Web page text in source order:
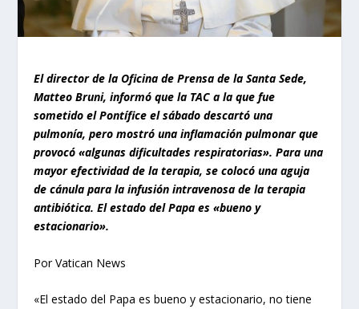
El director de la Oficina de Prensa de la Santa Sede,
Matteo Bruni, informó que la TAC a la que fue
sometido el Pontífice el sábado descartó una
pulmonía, pero mostró una inflamación pulmonar que
provocó «algunas dificultades respiratorias». Para una
mayor efectividad de la terapia, se colocó una aguja
de cánula para la infusión intravenosa de la terapia
antibiótica. El estado del Papa es «bueno y
estacionario».
Por Vatican News
«El estado del Papa es bueno y estacionario, no tiene